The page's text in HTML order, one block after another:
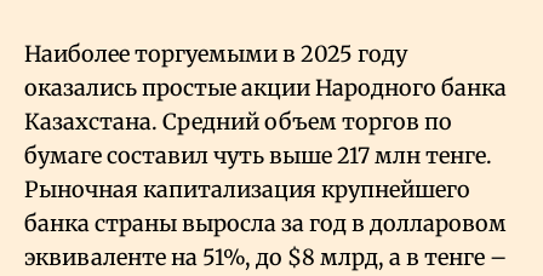
Наиболее торгуемыми в 2025 году
оказались простые акции Народного банка
Казахстана. Средний объем торгов по
бумаге составил чуть выше 217 млн тенге.
Рыночная капитализация крупнейшего
банка страны выросла за год в долларовом
эквиваленте на 51%, до $8 млрд, а в тенге –